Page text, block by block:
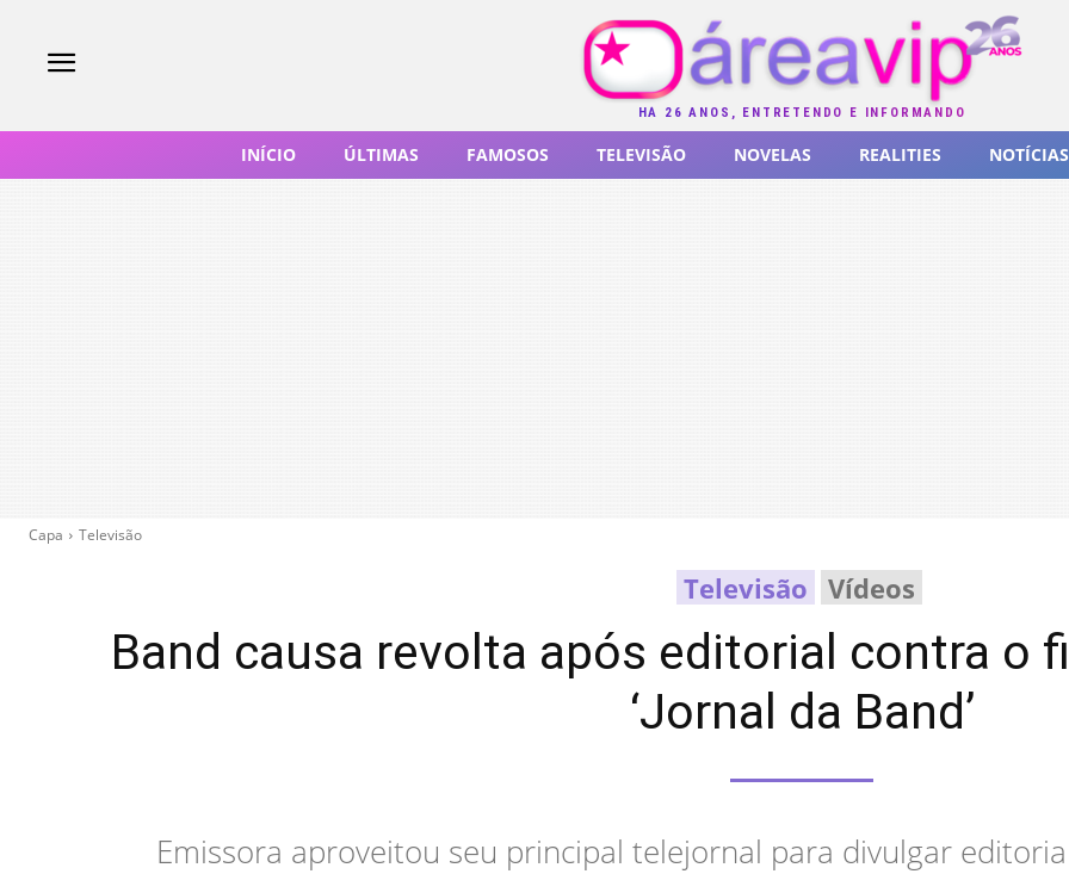
HÁ 26 ANOS, ENTRETENDO E INFORMANDO
INÍCIO ÚLTIMAS FAMOSOS TELEVISÃO NOVELAS REALITIES NOTÍCIAS
Capa Televisão
Televisão Vídeos
Band causa revolta após editorial contra o
‘Jornal da Band’
Emissora aproveitou seu principal telejornal para divulgar